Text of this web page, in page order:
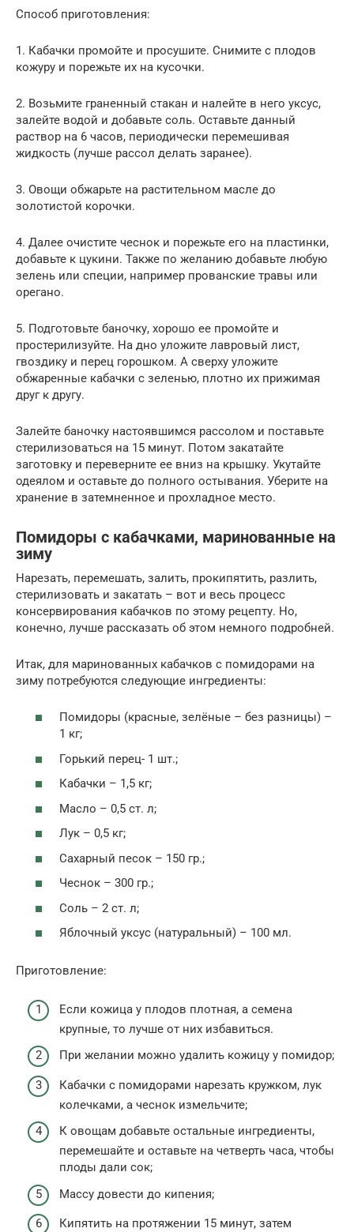
Способ приготовления:
1. Кабачки промойте и просушите. Снимите с плодов
кожуру и порежьте их на кусочки.
2. Возьмите граненный стакан и налейте в него уксус,
залейте водой и добавьте соль. Оставьте данный
раствор на 6 часов, периодически перемешивая
жидкость (лучше рассол делать заранее).
3. Овощи обжарьте на растительном масле до
золотистой корочки.
4. Далее очистите чеснок и порежьте его на пластинки,
добавьте к цукини. Также по желанию добавьте любую
зелень или специи, например прованские травы или
орегано.
5. Подготовьте баночку, хорошо ее промойте и
простерилизуйте. На дно уложите лавровый лист,
гвоздику и перец горошком. А сверху уложите
обжаренные кабачки с зеленью, плотно их прижимая
друг к другу.
Залейте баночку настоявшимся рассолом и поставьте
стерилизоваться на 15 минут. Потом закатайте
заготовку и переверните ее вниз на крышку. Укутайте
одеялом и оставьте до полного остывания. Уберите на
хранение в затемненное и прохладное место.
Помидоры с кабачками, маринованные на
зиму
Нарезать, перемешать, залить, прокипятить, разлить,
стерилизовать и закатать – вот и весь процесс
консервирования кабачков по этому рецепту. Но,
конечно, лучше рассказать об этом немного подробней.
Итак, для маринованных кабачков с помидорами на
зиму потребуются следующие ингредиенты:
Помидоры (красные, зелёные – без разницы) –
1 кг;
Горький перец- 1 шт.;
Кабачки – 1,5 кг;
Масло – 0,5 ст. л;
Лук – 0,5 кг;
Сахарный песок – 150 гр.;
Чеснок – 300 гр.;
Соль – 2 ст. л;
Яблочный уксус (натуральный) – 100 мл.
Приготовление:
Если кожица у плодов плотная, а семена
крупные, то лучше от них избавиться.
При желании можно удалить кожицу у помидор;
Кабачки с помидорами нарезать кружком, лук
колечками, а чеснок измельчите;
К овощам добавьте остальные ингредиенты,
перемешайте и оставьте на четверть часа, чтобы
плоды дали сок;
Массу довести до кипения;
Кипятить на протяжении 15 минут, затем